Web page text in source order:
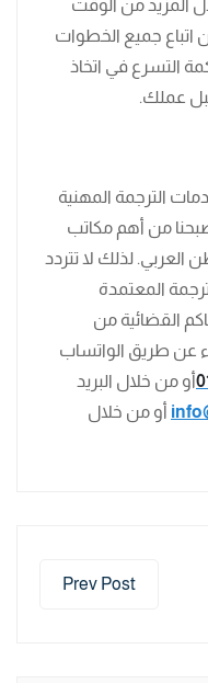
المزيد من الوقت
اتباع جميع الخطوات
التسرع في اتخاذ
عملك.
الترجمة المهنية
من أهم مكاتب
لذلك لا تتردد
المعتمدة
القضائية من
عن طريق الواتساب
أو من خلال البريد
أو من خلال
Prev Post